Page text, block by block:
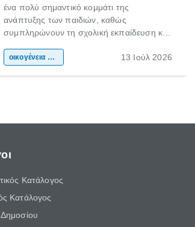
ένα πολύ σημαντικό κομμάτι της
ανάπτυξης των παιδιών, καθώς
συμπληρώνουν τη σχολική εκπαίδευση και
της προσωπικότητας, της κοινωνικότητας
οικογένεια & παιδί 13 Ιούλ 2026
Κατάλογος
Κατάλογος